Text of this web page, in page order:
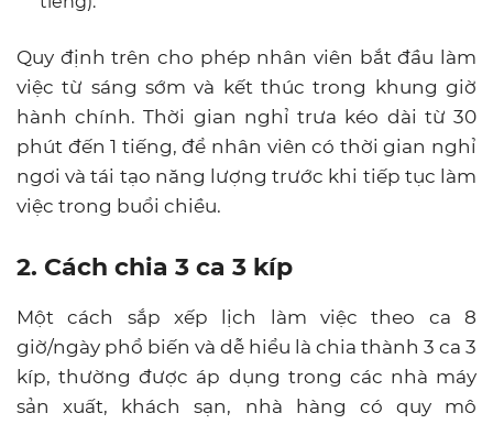
Quy định trên cho phép nhân viên bắt đầu làm
việc từ sáng sớm và kết thúc trong khung giờ
hành chính. Thời gian nghỉ trưa kéo dài từ 30
phút đến 1 tiếng, để nhân viên có thời gian nghỉ
ngơi và tái tạo năng lượng trước khi tiếp tục làm
việc trong buổi chiều.
2. Cách chia 3 ca 3 kíp
Một cách sắp xếp lịch làm việc theo ca 8
giờ/ngày phổ biến và dễ hiểu là chia thành 3 ca 3
kíp, thường được áp dụng trong các nhà máy
sản xuất, khách sạn, nhà hàng có quy mô